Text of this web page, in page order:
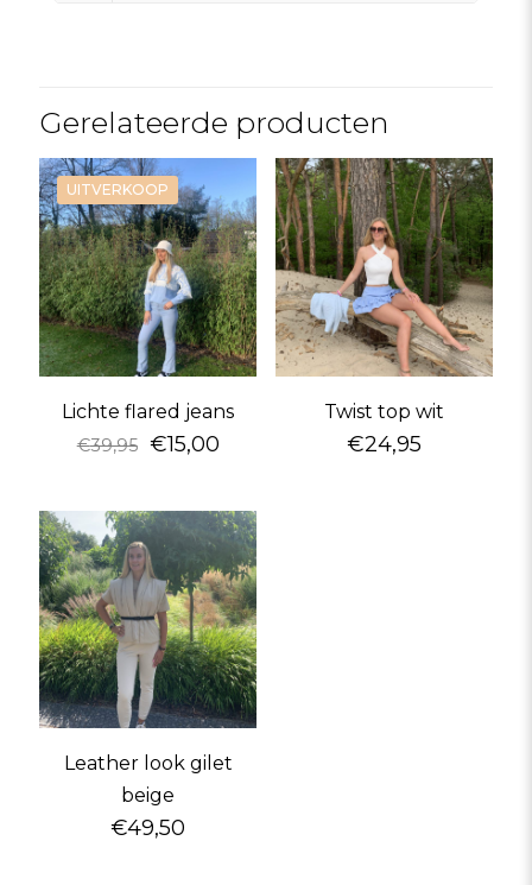
Gerelateerde producten
UITVERKOOP
Lichte flared jeans
€39,95 €15,00
Twist top wit
€24,95
Leather look gilet
beige
€49,50